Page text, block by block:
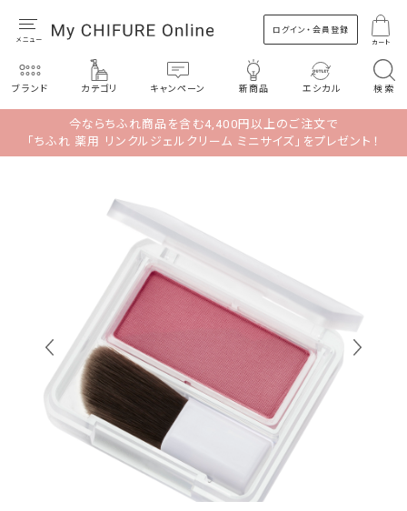
ログイン・会員登録
カート
ブランド カテゴリ キャンペーン 新商品 エシカル 検索
今ならちふれ商品を含む4,400円以上のご注文で
「ちふれ 薬用 リンクルジェルクリーム ミニサイズ」をプレゼント！